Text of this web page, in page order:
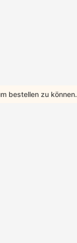
bestellen zu können.